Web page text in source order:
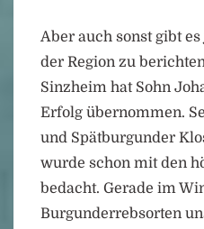
Aber auch sonst gibt
der Region zu
Sinzheim hat Sohn
Erfolg übernommen.
und Spätburgunder
wurde schon mit den
bedacht. Gerade im
Burgunderrebsorten